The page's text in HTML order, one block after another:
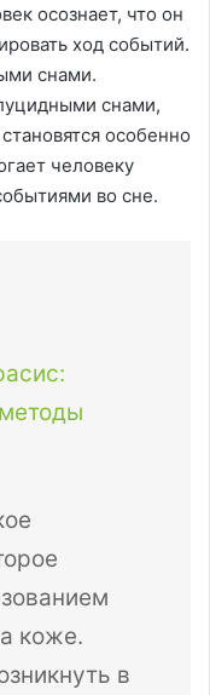
осознает, что он
ход событий.
снами.
снами,
особенно
человеку
во сне.
коже.
в